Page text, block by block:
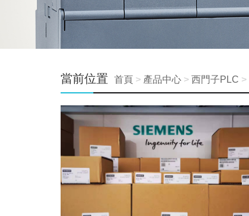
當前位置 首頁 > 產品中心 > 西門子PLC >